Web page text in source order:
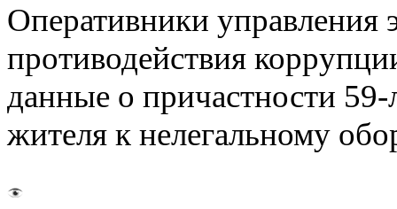
Оперативники управления
противодействия
данные о причастности 59-
жителя к нелегальному